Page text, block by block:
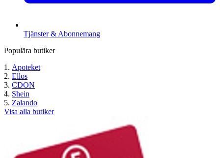
Tjänster & Abonnemang
Populära butiker
Apoteket
Ellos
CDON
Shein
Zalando
Visa alla butiker